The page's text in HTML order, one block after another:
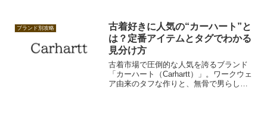
視点からトミーヒルフィガーの魅力とお
すすめアイテム、仕入れや販売のポイン
トを徹底解説します。
ブランド別攻略
古着好きに人気の“カーハート”と
は？定番アイテムとタグでわかる
見分け方
古着市場で圧倒的な人気を誇るブランド
「カーハート（Carhartt）」。ワークウェ
ア由来のタフな作りと、無骨で男らしい